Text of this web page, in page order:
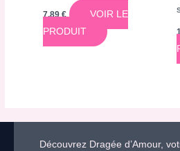
7,89€
VOIR LE
PRODUIT
Découvrez Dragée d’Amour,